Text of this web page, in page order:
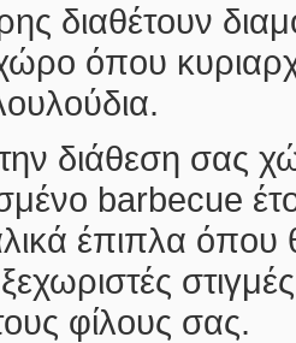
διαθέτουν
όπου
διάθεση σας
barbecue
έπιπλα όπου
φίλους σας.